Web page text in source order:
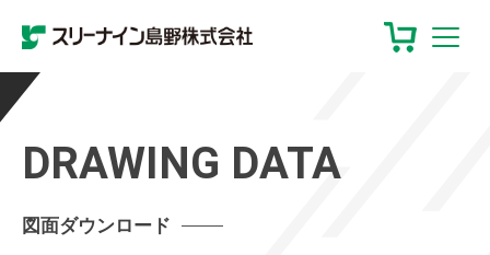
DRAWING DATA
図面ダウンロード